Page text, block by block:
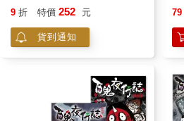
新未公開故事)
9 折 特價 252 元
貨到通知
79